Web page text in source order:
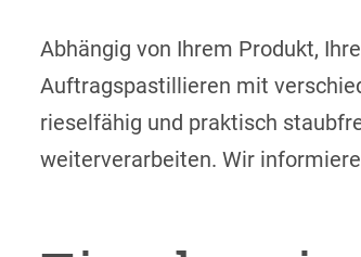
Abhängig von Ihrem Produkt,
Auftragspastillieren mit
rieselfähig und praktisch
weiterverarbeiten. Wir